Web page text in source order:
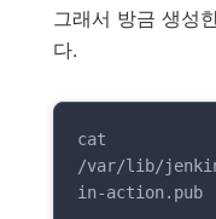
그래서 방금 생성
다.
cat
/var/lib/
in-action.pub